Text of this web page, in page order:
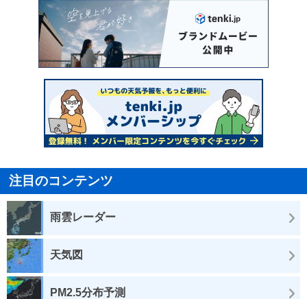
注目のコンテンツ
雨雲レーダー
天気図
PM2.5分布予測